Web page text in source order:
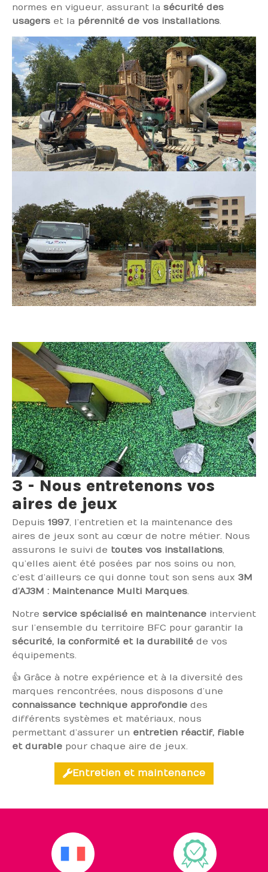
normes en vigueur, assurant la sécurité des
usagers et la pérennité de vos installations.
3 - Nous entretenons vos
aires de jeux
Depuis 1997, l’entretien et la maintenance des
aires de jeux sont au cœur de notre métier. Nous
assurons le suivi de toutes vos installations,
qu’elles aient été posées par nos soins ou non,
c’est d’ailleurs ce qui donne tout son sens aux 3M
d’AJ3M : Maintenance Multi Marques.
Notre service spécialisé en maintenance intervient
sur l’ensemble du territoire BFC pour garantir la
sécurité, la conformité et la durabilité de vos
équipements.
👍 Grâce à notre expérience et à la diversité des
marques rencontrées, nous disposons d’une
connaissance technique approfondie des
différents systèmes et matériaux, nous
permettant d’assurer un entretien réactif, fiable
et durable pour chaque aire de jeux.
Entretien et maintenance